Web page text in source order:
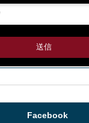
送信
Facebook